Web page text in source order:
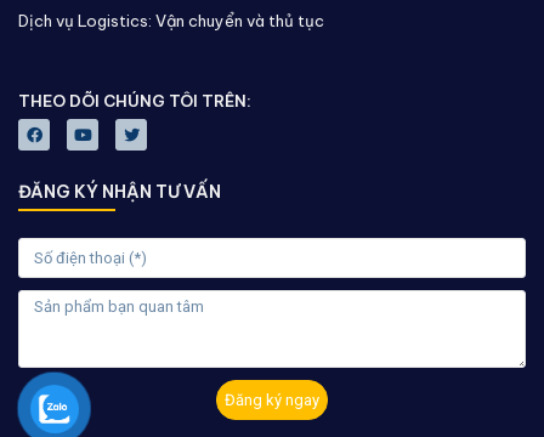
Dịch vụ Logistics: Vận chuyển và thủ tục
THEO DÕI CHÚNG TÔI TRÊN:
ĐĂNG KÝ NHẬN TƯ VẤN
Đăng ký ngay